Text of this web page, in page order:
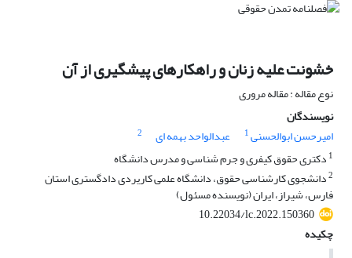
خشونت علیه زنان و راهکارهای پیشگیری از آن
نوع مقاله : مقاله مروری
نویسندگان
امیرحسن ابوالحسنی1 عبدالواحد بهمه ای
2
1 دکتری حقوق کیفری و جرم شناسی و مدرس دانشگاه
2دانشجوی کارشناسی حقوق، دانشگاه علمی کاریردی دادگستری استان
فارس، شیراز، ایران (نویسنده مسئول)
10.22034/lc.2022.150360
چکیده